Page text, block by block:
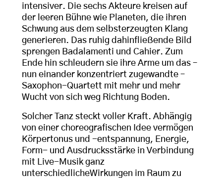
intensiver. Die sechs Akteure kreisen auf
der leeren Bühne wie Planeten, die ihren
Schwung aus dem selbsterzeugten Klang
generieren. Das ruhig dahinfließende Bild
sprengen Badalamenti und Cahier. Zum
Ende hin schleudern sie ihre Arme um das –
nun einander konzentriert zugewandte –
Saxophon-Quartett mit mehr und mehr
Wucht von sich weg Richtung Boden.
Solcher Tanz steckt voller Kraft. Abhängig
von einer choreografischen Idee vermögen
Körpertonus und -entspannung, Energie,
Form- und Ausdrucksstärke in Verbindung
mit Live-Musik ganz
unterschiedlicheWirkungen im Raum zu